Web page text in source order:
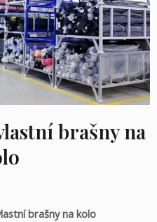
brašny na
brašny na kolo